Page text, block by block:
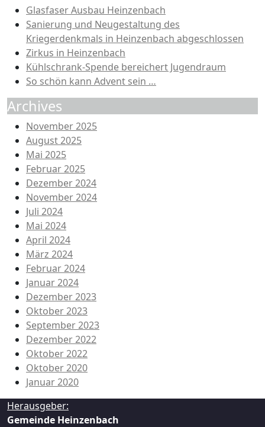
Glasfaser Ausbau Heinzenbach
Sanierung und Neugestaltung des
Kriegerdenkmals in Heinzenbach abgeschlossen
Zirkus in Heinzenbach
Kühlschrank-Spende bereichert Jugendraum
So schön kann Advent sein …
Archives
November 2025
August 2025
Mai 2025
Februar 2025
Dezember 2024
November 2024
Juli 2024
Mai 2024
April 2024
März 2024
Februar 2024
Januar 2024
Dezember 2023
Oktober 2023
September 2023
Dezember 2022
Oktober 2022
Oktober 2020
Januar 2020
Herausgeber:
Gemeinde Heinzenbach